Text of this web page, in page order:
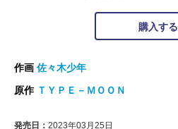
購入する
作画 佐々木少年
原作 ＴＹＰＥ－ＭＯＯＮ
発売日： 2023年03月25日